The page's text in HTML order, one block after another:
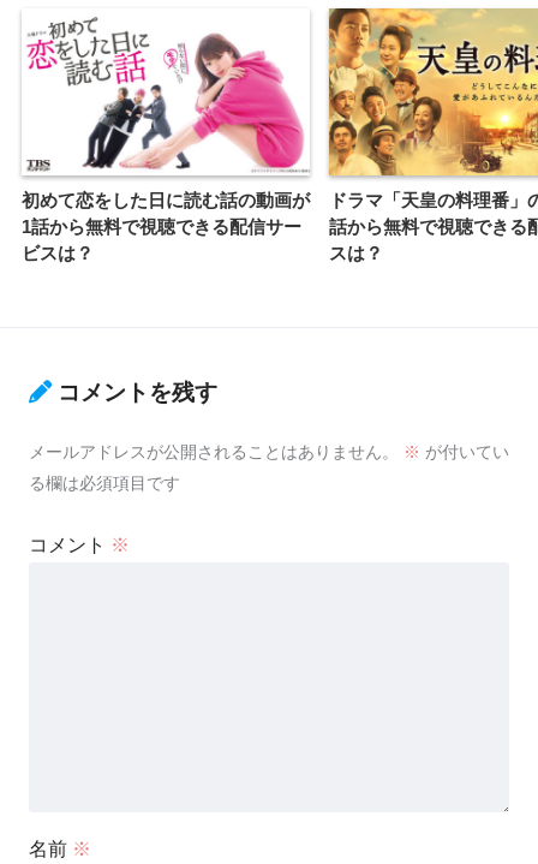
初めて恋をした日に読む話の動画が
1話から無料で視聴できる配信サー
ビスは？
ドラマ「天皇の料理番」
話から無料で視聴できる
スは？
コメントを残す
メールアドレスが公開されることはありません。 ※ が付いてい
る欄は必須項目です
コメント ※
名前 ※